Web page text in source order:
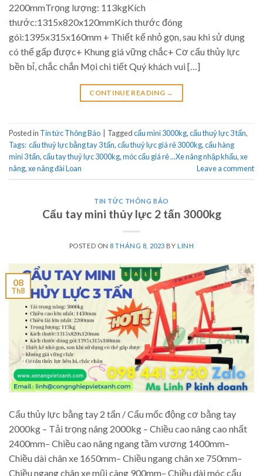
2200mmTrọng lượng: 113kgKích
thước:1315x820x120mmKích thước đóng
gói:1395x315x160mm + Thiết kế nhỏ gọn, sau khi sử dụng
có thể gấp được+ Khung giá vững chắc+ Cơ cấu thủy lực
bền bỉ, chắc chắn Mọi chi tiết Quý khách vui […]
CONTINUE READING →
Posted in Tin tức Thông Báo Taggedcẩu mini 3000kg,cẩu thuỷ lực 3 tấn,
Tags: cẩu thuỷ lực bằng tay 3 tấn,cẩu thuỷ lực giá rẻ 3000kg,cẩu hàng
mini 3 tấn,cẩu tay thuỷ lực 3000kg,móc cẩu giá rẻ ...Xe nâng nhập khẩu,xe
nâng,xe nâng đài Loan Leave a comment
TIN TỨC THÔNG BÁO
Cẩu tay mini thủy lực 2 tấn 3000kg
POSTED ON 8 THÁNG 8, 2023 BY LINH
08
Th8
Cẩu thủy lực bằng tay 2 tấn / Cẩu mốc động cơ bằng tay
2000kg – Tải trọng nâng 2000kg – Chiều cao nâng cao nhất
2400mm– Chiều cao nâng ngang tầm vương 1400mm–
Chiều dài chân xe 1650mm– Chiều ngang chân xe 750mm–
Chiều ngang chân xe mũi càng 900mm– Chiều dài móc cẩu